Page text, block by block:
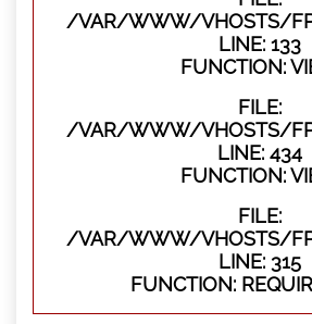
/VAR/WWW/VHOSTS/
LINE: 133
FUNCTION:
FILE:
/VAR/WWW/VHOSTS/
LINE: 434
FUNCTION:
FILE:
/VAR/WWW/VHOSTS/
LINE: 315
FUNCTION: